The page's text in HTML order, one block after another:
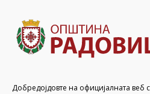
Добредојдовте на официјалната